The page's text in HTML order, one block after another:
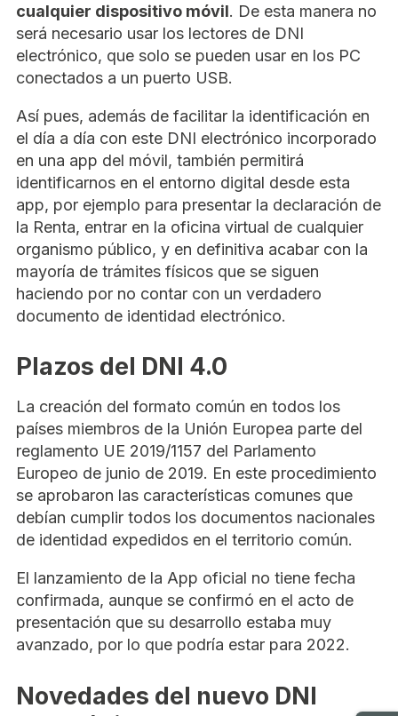
cualquier dispositivo móvil. De esta manera no
será necesario usar los lectores de DNI
electrónico, que solo se pueden usar en los PC
conectados a un puerto USB.
Así pues, además de facilitar la identificación en
el día a día con este DNI electrónico incorporado
en una app del móvil, también permitirá
identificarnos en el entorno digital desde esta
app, por ejemplo para presentar la declaración de
la Renta, entrar en la oficina virtual de cualquier
organismo público, y en definitiva acabar con la
mayoría de trámites físicos que se siguen
haciendo por no contar con un verdadero
documento de identidad electrónico.
Plazos del DNI 4.0
La creación del formato común en todos los
países miembros de la Unión Europea parte del
reglamento UE 2019/1157 del Parlamento
Europeo de junio de 2019. En este procedimiento
se aprobaron las características comunes que
debían cumplir todos los documentos nacionales
de identidad expedidos en el territorio común.
El lanzamiento de la App oficial no tiene fecha
confirmada, aunque se confirmó en el acto de
presentación que su desarrollo estaba muy
avanzado, por lo que podría estar para 2022.
Novedades del nuevo DNI